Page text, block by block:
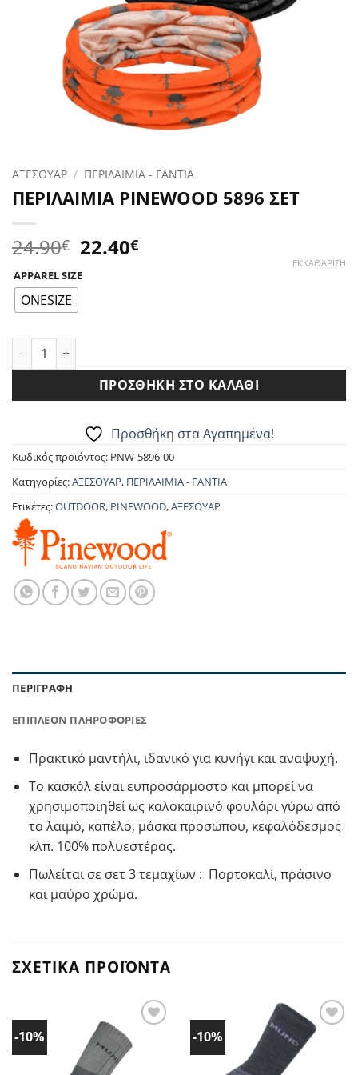
ΑΞΕΣΟΥΑΡ / ΠΕΡΙΛΑΙΜΙΑ - ΓΑΝΤΙΑ
ΠΕΡΙΛΑΙΜΙΑ PINEWOOD 5896 ΣΕΤ
24.90€ Original
price
was:
22.40€Η
APPAREL SIZE
ONESIZE
ΕΚΚΑΘΆΡΙΣΗ
ΠΕΡΙΛΑΙΜΙΑ PINEWOOD 5896 ΣΕΤ ποσότητα
ΠΡΟΣΘΉΚΗ ΣΤΟ ΚΑΛΆΘΙ
Προσθήκη στα Αγαπημένα!
Κωδικός προϊόντος: PNW-5896-00
Κατηγορίες:ΑΞΕΣΟΥΑΡ, ΠΕΡΙΛΑΙΜΙΑ - ΓΑΝΤΙΑ
Ετικέτες:OUTDOOR, PINEWOOD,ΑΞΕΣΟΥΑΡ
ΠΕΡΙΓΡΑΦΉ
ΕΠΙΠΛΈΟΝ ΠΛΗΡΟΦΟΡΊΕΣ
Πρακτικό μαντήλι, ιδανικό για κυνήγι και αναψυχή.
Το κασκόλ είναι ευπροσάρμοστο και μπορεί να
χρησιμοποιηθεί ως καλοκαιρινό φουλάρι γύρω από
το λαιμό, καπέλο, μάσκα προσώπου, κεφαλόδεσμος
κλπ. 100% πολυεστέρας.
Πωλείται σε σετ 3 τεμαχίων : Πορτοκαλί, πράσινο
και μαύρο χρώμα.
ΣΧΕΤΙΚΆ ΠΡΟΪΌΝΤΑ
-10%
Προσθήκη
στα
Αγαπημένα!
-10%
Προσθήκη
Αγαπημένα!